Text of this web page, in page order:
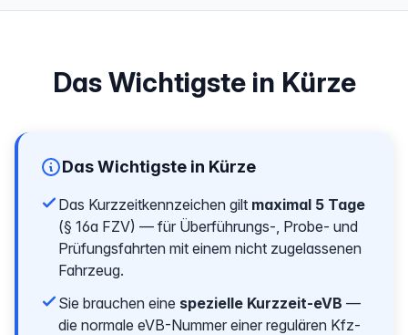
Das Wichtigste in Kürze
Das Wichtigste in Kürze
Das Kurzzeitkennzeichen gilt maximal 5 Tage
(§ 16a FZV) — für Überführungs-, Probe- und
Prüfungsfahrten mit einem nicht zugelassenen
Fahrzeug.
Sie brauchen eine spezielle Kurzzeit-eVB —
die normale eVB-Nummer einer regulären Kfz-